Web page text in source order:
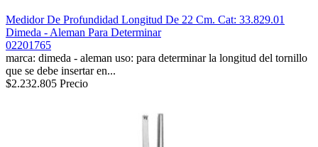
Medidor De Profundidad Longitud De 22 Cm. Cat: 33.829.01
Dimeda - Aleman Para Determinar
02201765
marca: dimeda - aleman uso: para determinar la longitud del tornillo
que se debe insertar en...
$2.232.805 Precio